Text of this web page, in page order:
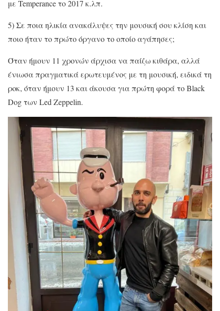
με Temperance το 2017 κ.λπ.
5) Σε ποια ηλικία ανακάλυψες την μουσική σου κλίση και
ποιο ήταν το πρώτο όργανο το οποίο αγάπησες;
Όταν ήμουν 11 χρονών άρχισα να παίζω κιθάρα, αλλά
ένιωσα πραγματικά ερωτευμένος με τη μουσική, ειδικά τη
ροκ, όταν ήμουν 13 και άκουσα για πρώτη φορά το Black
Dog των Led Zeppelin.